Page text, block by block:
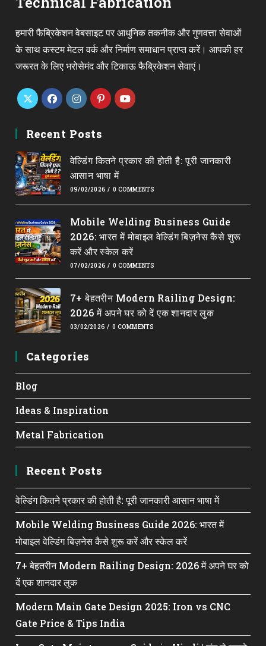
हमारी फैब्रिकेशन वेबसाइट पर आधुनिक तकनीक और गुणवत्ता सेवाओं
के साथ कस्टम मेटल वर्क और निर्माण समाधान प्राप्त करें। आपकी हर
जरूरत के लिए भरोसेमंद और टिकाऊ फैब्रिकेशन सेवाएं।
in
new
tab
in
new
tab
in
new
tab
in
new
tab
new
tab
Recent Posts
वेल्डिंग कितने प्रकार की होती है: पूरी जानकारी
आसान भाषा में
09/02/2026 / 0 COMMENTS
Mobile Welding Business Guide
2026: भारत में मोबाइल वेल्डिंग बिज़नेस कैसे शुरू
करें और स्केल करें
07/02/2026 / 0 COMMENTS
7+ बेहतरीन Modern Railing Design:
2026 में अपने घर को दें एक शानदार लुक
03/02/2026 / 0 COMMENTS
Categories
Blog
Ideas & Inspiration
Metal Fabrication
Recent Posts
वेल्डिंग कितने प्रकार की होती है: पूरी जानकारी आसान भाषा में
Mobile Welding Business Guide 2026: भारत में
मोबाइल वेल्डिंग बिज़नेस कैसे शुरू करें और स्केल करें
7+ बेहतरीन Modern Railing Design: 2026 में अपने घर को
दें एक शानदार लुक
Modern Main Gate Design 2025: Iron vs CNC
Gate Price & Tips India